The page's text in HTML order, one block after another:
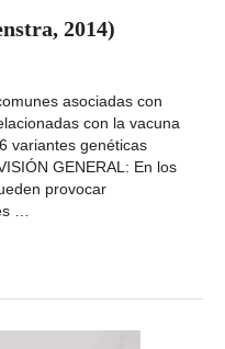
2014)
asociadas con
con la vacuna
variantes genéticas
GENERAL: En los
provocar
…